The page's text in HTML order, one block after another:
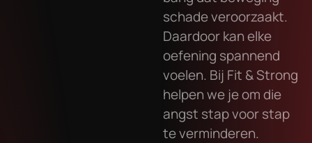
schade veroorzaakt.
Daardoor kan elke
oefening spannend
voelen. Bij Fit & Strong
helpen we je om die
angst stap voor stap
te verminderen.